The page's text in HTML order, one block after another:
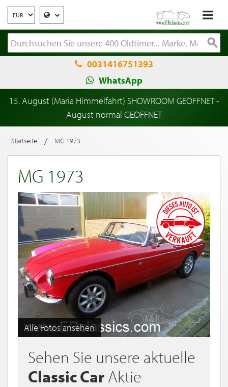
0031416751393
WhatsApp
15. August (Maria Himmelfahrt) SHOWROOM GEÖFFNET -
August normal GEÖFFNET
Startseite / MG 1973
MG 1973
Alle Fotos ansehen
Sehen Sie unsere aktuelle
Classic Car Aktie